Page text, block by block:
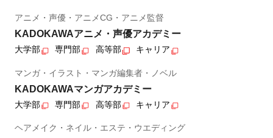
アニメ・声優・アニメCG・アニメ監督
KADOKAWAアニメ・声優アカデミー
大学部 専門部 高等部 キャリア
マンガ・イラスト・マンガ編集者・ノベル
KADOKAWAマンガアカデミー
大学部 専門部 高等部 キャリア
ヘアメイク・ネイル・エステ・ウエディング